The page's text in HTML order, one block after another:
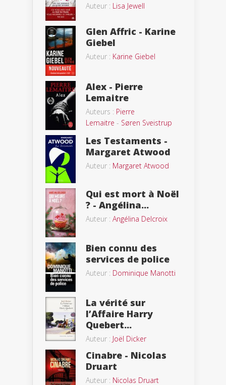
Auteur : Lisa Jewell
Glen Affric - Karine
Giebel
Auteur : Karine Giebel
Alex - Pierre
Lemaitre
Auteurs : Pierre
Lemaitre - Søren Sveistrup
Les Testaments -
Margaret Atwood
Auteur : Margaret Atwood
Qui est mort à Noël
? - Angélina...
Auteur : Angélina Delcroix
Bien connu des
services de police
Auteur : Dominique Manotti
La vérité sur
l’Affaire Harry
Quebert...
Auteur : Joël Dicker
Cinabre - Nicolas
Druart
Auteur : Nicolas Druart